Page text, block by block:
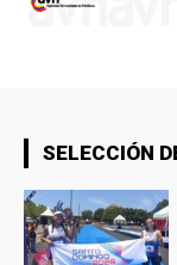
SELECCIÓN